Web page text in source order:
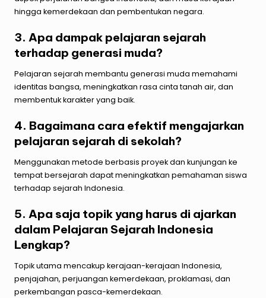
hingga kemerdekaan dan pembentukan negara.
3. Apa dampak pelajaran sejarah
terhadap generasi muda?
Pelajaran sejarah membantu generasi muda memahami
identitas bangsa, meningkatkan rasa cinta tanah air, dan
membentuk karakter yang baik.
4. Bagaimana cara efektif mengajarkan
pelajaran sejarah di sekolah?
Menggunakan metode berbasis proyek dan kunjungan ke
tempat bersejarah dapat meningkatkan pemahaman siswa
terhadap sejarah Indonesia.
5. Apa saja topik yang harus di ajarkan
dalam Pelajaran Sejarah Indonesia
Lengkap?
Topik utama mencakup kerajaan-kerajaan Indonesia,
penjajahan, perjuangan kemerdekaan, proklamasi, dan
perkembangan pasca-kemerdekaan.